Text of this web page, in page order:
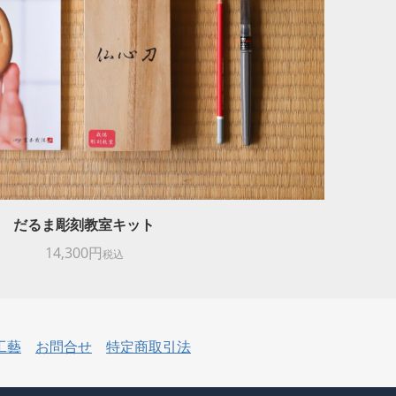
だるま彫刻教室キット
14,300円税込
藝 お問合せ 特定商取引法